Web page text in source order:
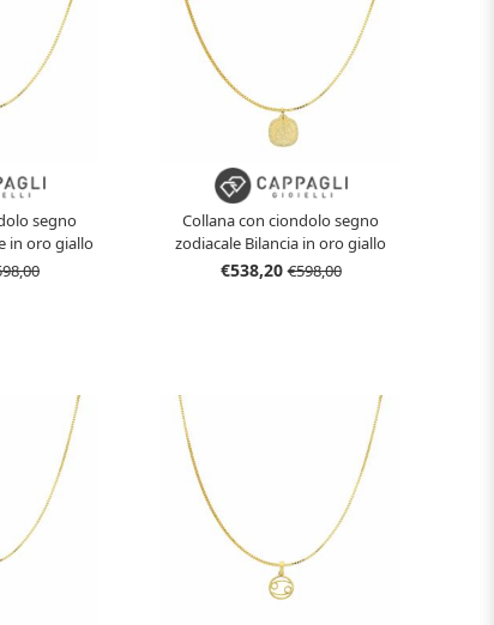
segno
in oro giallo
Collana con ciondolo segno
zodiacale Bilancia in oro giallo
€538,20€598,00